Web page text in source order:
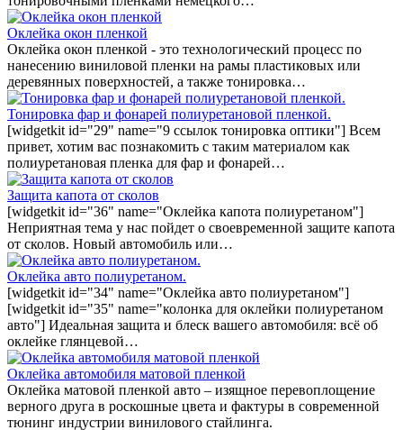
Оклейка окон пленкой
Оклейка окон пленкой - это технологический процесс по
нанесению виниловой пленки на рамы пластиковых или
деревянных поверхностей, а также тонировка…
Тонировка фар и фонарей полиуретановой пленкой.
[widgetkit id="29" name="9 ссылок тонировка оптики"] Всем
привет, хотим вас познакомить с таким материалом как
полиуретановая пленка для фар и фонарей…
Защита капота от сколов
[widgetkit id="36" name="Оклейка капота полиуретаном"]
Неприятная тема у нас пойдет о своевременной защите капота
от сколов. Новый автомобиль или…
Оклейка авто полиуретаном.
[widgetkit id="34" name="Оклейка авто полиуретаном"]
[widgetkit id="35" name="колонка для оклейки полиуретаном
авто"] Идеальная защита и блеск вашего автомобиля: всё об
оклейке глянцевой…
Оклейка автомобиля матовой пленкой
Оклейка матовой пленкой авто – изящное перевоплощение
верного друга в роскошные цвета и фактуры в современной
тюнинг индустрии винилового стайлинга.